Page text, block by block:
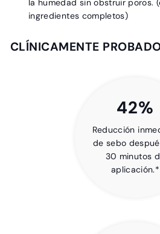
la humedad sin obstruir poros.
ingredientes completos)
CLÍNICAMENTE
42%
Reducción
de sebo
30 minutos
aplicación.*